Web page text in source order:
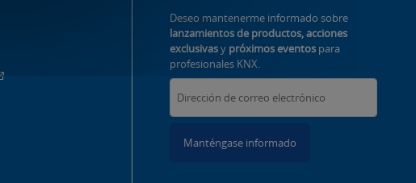
Deseo mantenerme informado sobre
lanzamientos de productos, acciones
exclusivasy próximos eventos para
profesionales KNX.
Manténgase informado